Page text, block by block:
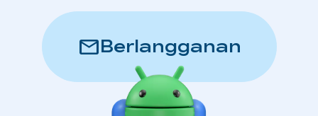
mailBerlangganan